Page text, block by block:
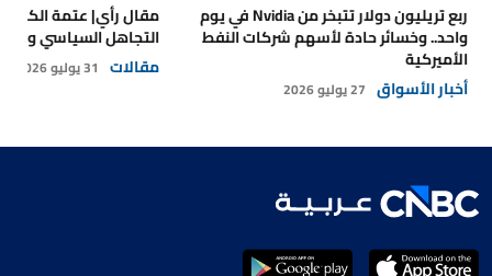
ربع تريليون دولار تتبخر من Nvidia في يوم
واحد.. وخسائر حادة لأسهم شركات النفط
الأميركية
أخبار الأسواق 27 يوليو 2026
مقال رأي| عتمة
التجاهل السياسي
مقالات 31 يوليو 2026